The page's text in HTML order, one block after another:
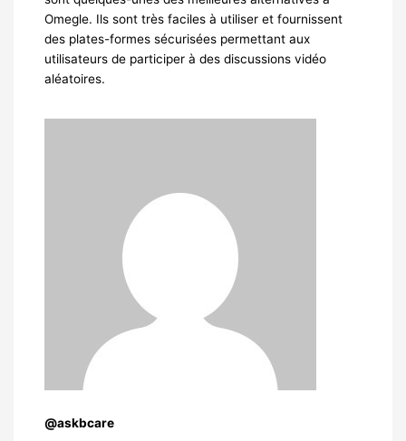
Omegle. Ils sont très faciles à utiliser et fournissent
des plates-formes sécurisées permettant aux
utilisateurs de participer à des discussions vidéo
aléatoires.
@askbcare